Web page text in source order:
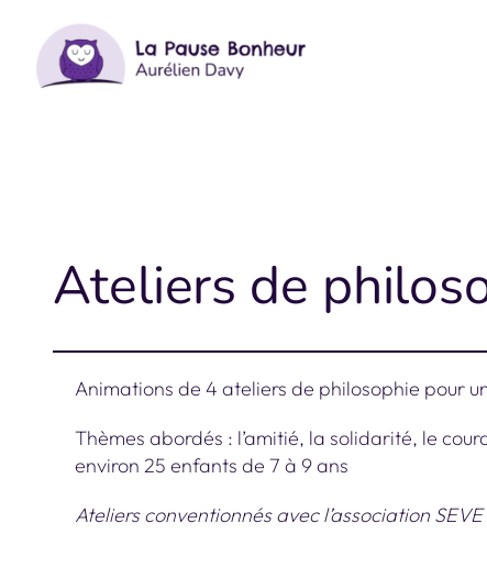
contenu
Ateliers de
Animations de 4 ateliers de philosophie pour
Thèmes abordés : l’amitié, la solidarité, le
environ 25 enfants de 7 à 9 ans
Ateliers conventionnés avec l’association